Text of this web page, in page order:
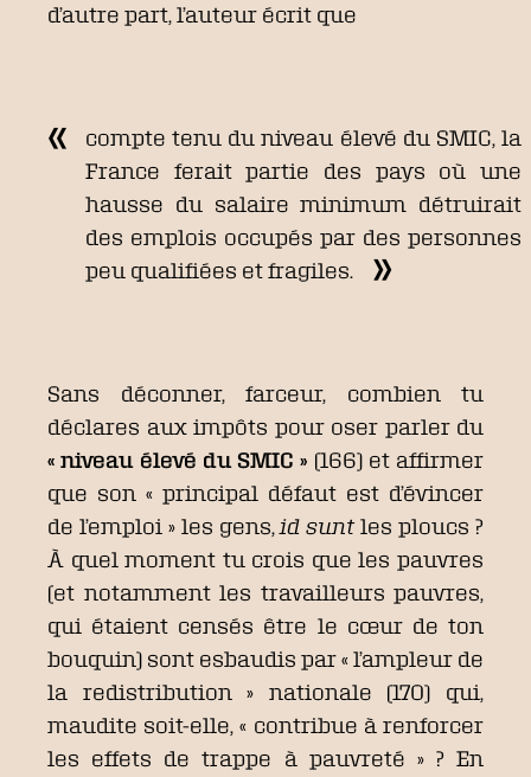
d’autre part, l’auteur écrit que
compte tenu du niveau élevé du SMIC, la
France ferait partie des pays où une
hausse du salaire minimum détruirait
des emplois occupés par des personnes
peu qualifiées et fragiles.
Sans déconner, farceur, combien tu
déclares aux impôts pour oser parler du
« niveau élevé du SMIC » (166) et affirmer
que son « principal défaut est d’évincer
de l’emploi » les gens, id suntles ploucs ?
À quel moment tu crois que les pauvres
(et notamment les travailleurs pauvres,
qui étaient censés être le cœur de ton
bouquin) sont esbaudis par « l’ampleur de
la redistribution » nationale (170) qui,
maudite soit-elle, « contribue à renforcer
les effets de trappe à pauvreté » ? En